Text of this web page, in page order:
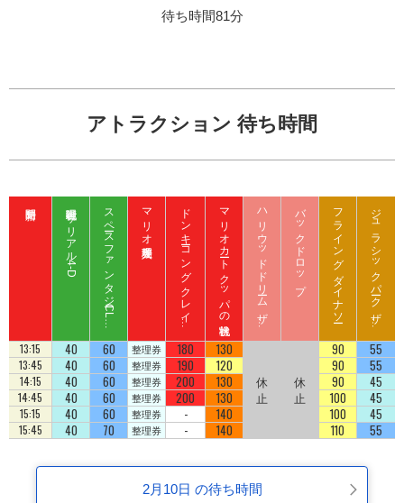
待ち時間81分
アトラクション 待ち時間
呪術廻戦 ザ リアル 4-D ス
ペ
ース
フ
ァ
ン
タ
ジ
ー
C
L
U
B
Z
E
D
D
マリオ入場整理券 ド
ン
キ
ーコ
ン
グ
ク
レ
イ
ジ
ート
ロ
ッ
コ
マリオカート クッパの挑戦状 ハ
リ
ウ
ッ
ド
ド
リ
ーム
ザ
ラ
イ
ド
バックドロップ フライング ダイナソー ジ
ュ
ラ
シ
ッ
ク
パ
ーク
ザ
ラ
イ
ド
13:15 40 60 整理券 180 130 90 55
13:45 40 60 整理券 190 120 90 55
14:15 40 60 整理券 200 130 休 休 90 45
14:45 40 60 整理券 200 130 止 止 100 45
15:15 40 60 整理券 - 140 100 45
15:45 40 70 整理券 - 140 110 55
2月10日 の待ち時間